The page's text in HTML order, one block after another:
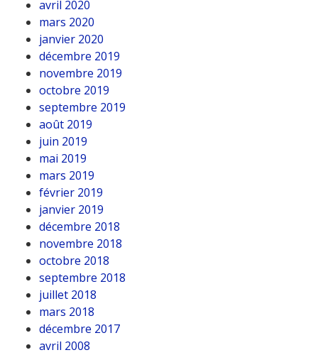
avril 2020
mars 2020
janvier 2020
décembre 2019
novembre 2019
octobre 2019
septembre 2019
août 2019
juin 2019
mai 2019
mars 2019
février 2019
janvier 2019
décembre 2018
novembre 2018
octobre 2018
septembre 2018
juillet 2018
mars 2018
décembre 2017
avril 2008